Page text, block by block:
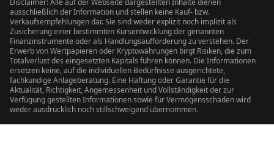
Disclaimer: Alle auf der Webseite dargestellten Inhalte dienen
ausschließlich der Information und stellen keine Kauf- bzw.
Verkaufsempfehlungen dar. Sie sind weder explizit noch implizit als
Zusicherung einer bestimmten Kursentwicklung der genannten
Finanzinstrumente oder als Handlungsaufforderung zu verstehen. Der
Erwerb von Wertpapieren oder Kryptowährungen birgt Risiken, die zum
Totalverlust des eingesetzten Kapitals führen können. Die Informationen
ersetzen keine, auf die individuellen Bedürfnisse ausgerichtete,
fachkundige Anlageberatung. Eine Haftung oder Garantie für die
Aktualität, Richtigkeit, Angemessenheit und Vollständigkeit der zur
Verfügung gestellten Informationen sowie für Vermögensschäden wird
weder ausdrücklich noch stillschweigend übernommen.